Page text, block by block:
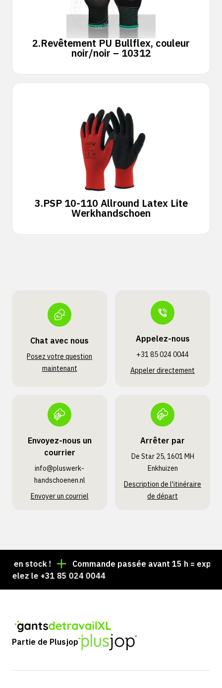
2.Revêtement PU Bullflex, couleur
noir/noir – 10312
3.PSP 10-110 Allround Latex Lite
Werkhandschoen
Chat avec nous
Posez votre question
maintenant
Appelez-nous
+31 85 024 0044
Appeler directement
Envoyez-nous un
courrier
info@pluswerk­
handschoenen.nl
Envoyer un courriel
Arrêter par
De Star 25, 1601 MH
Enkhuizen
Description de l'itinéraire
de départ
stock !
Commande passée avant 15 h = expédiée
le +31 85 024 0044
Partie de Plusjop